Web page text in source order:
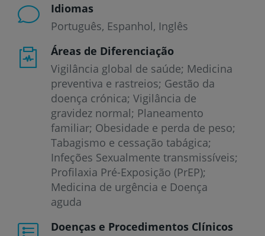
Idiomas
Português Espanhol Inglês
Áreas de Diferenciação
Vigilância global de saúde; Medicina
preventiva e rastreios; Gestão da
doença crónica; Vigilância de
gravidez normal; Planeamento
familiar; Obesidade e perda de peso;
Tabagismo e cessação tabágica;
Infeções Sexualmente transmissíveis;
Profilaxia Pré-Exposição (PrEP);
Medicina de urgência e Doença
aguda
Doenças e Procedimentos Clínicos